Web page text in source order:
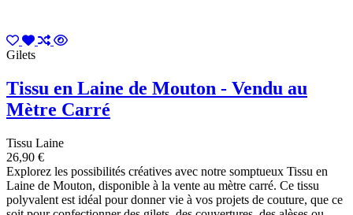
Gilets
Tissu en Laine de Mouton - Vendu au
Mètre Carré
Tissu Laine
26,90 €
Explorez les possibilités créatives avec notre somptueux Tissu en
Laine de Mouton, disponible à la vente au mètre carré. Ce tissu
polyvalent est idéal pour donner vie à vos projets de couture, que ce